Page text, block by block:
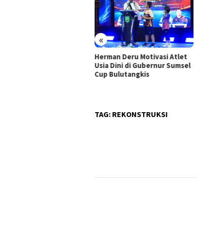
«
Herman Deru Motivasi Atlet
Usia Dini di Gubernur Sumsel
Cup Bulutangkis
TAG: REKONSTRUKSI